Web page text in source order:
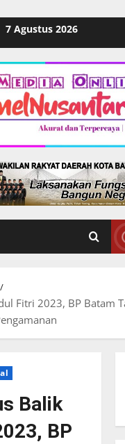
7 Agustus 2026
Fitri 2023, BP Batam
Balik
BP